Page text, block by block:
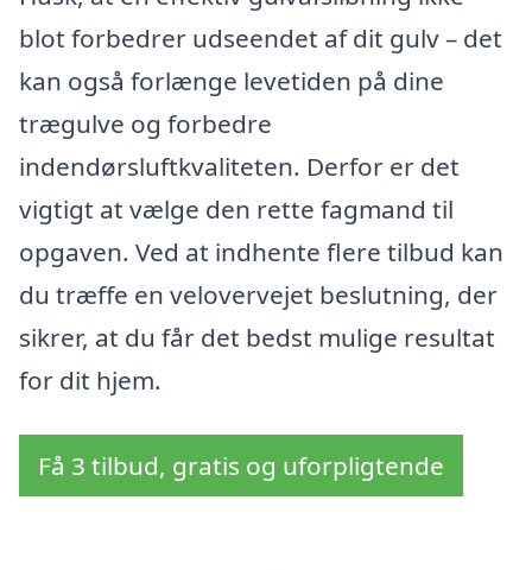
blot forbedrer udseendet af dit gulv – det
kan også forlænge levetiden på dine
trægulve og forbedre
indendørsluftkvaliteten. Derfor er det
vigtigt at vælge den rette fagmand til
opgaven. Ved at indhente flere tilbud kan
du træffe en velovervejet beslutning, der
sikrer, at du får det bedst mulige resultat
for dit hjem.
Få 3 tilbud, gratis og uforpligtende